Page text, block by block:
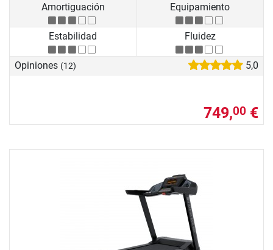
Amortiguación
Equipamiento
Estabilidad Fluidez
Opiniones (12) 5,0
749,00 €